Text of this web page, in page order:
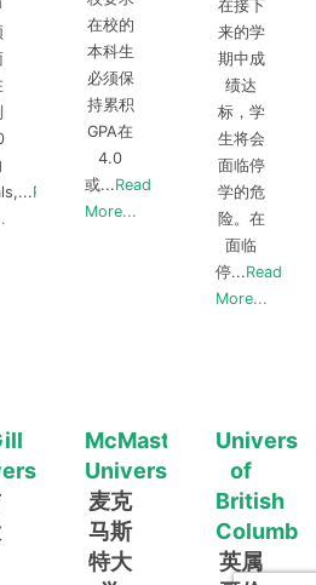
Read
在校的
本科生
必须保
持累积
GPA在
4.0
或...Read
More...
在接下
来的学
期中成
绩达
标，学
生将会
面临停
学的危
险。在
面临
停...Read
More...
McMaster
University
麦克
马斯
特大
of
British
Columbia
英属